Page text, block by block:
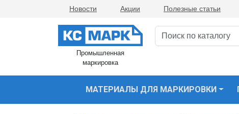
Новости Акции Полезные статьи
Промышленная
маркировка
МАТЕРИАЛЫ ДЛЯ МАРКИРОВКИ